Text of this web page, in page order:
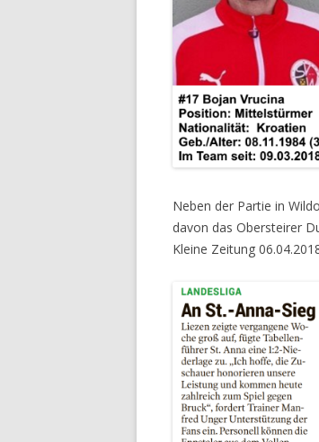
Neben der Partie in
davon das Obersteirer
Kleine Zeitung